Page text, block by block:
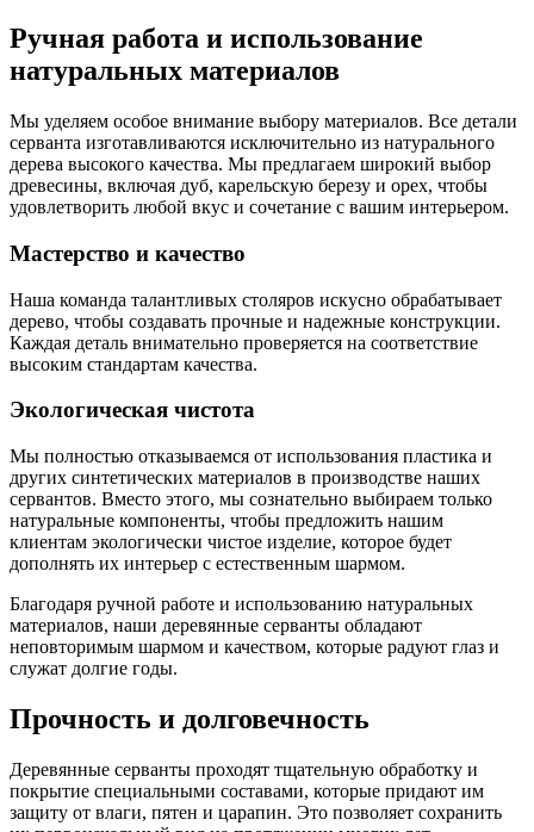
Ручная работа и использование
натуральных материалов
Мы уделяем особое внимание выбору материалов. Все детали
серванта изготавливаются исключительно из натурального
дерева высокого качества. Мы предлагаем широкий выбор
древесины, включая дуб, карельскую березу и орех, чтобы
удовлетворить любой вкус и сочетание с вашим интерьером.
Мастерство и качество
Наша команда талантливых столяров искусно обрабатывает
дерево, чтобы создавать прочные и надежные конструкции.
Каждая деталь внимательно проверяется на соответствие
высоким стандартам качества.
Экологическая чистота
Мы полностью отказываемся от использования пластика и
других синтетических материалов в производстве наших
сервантов. Вместо этого, мы сознательно выбираем только
натуральные компоненты, чтобы предложить нашим
клиентам экологически чистое изделие, которое будет
дополнять их интерьер с естественным шармом.
Благодаря ручной работе и использованию натуральных
материалов, наши деревянные серванты обладают
неповторимым шармом и качеством, которые радуют глаз и
служат долгие годы.
Прочность и долговечность
Деревянные серванты проходят тщательную обработку и
покрытие специальными составами, которые придают им
защиту от влаги, пятен и царапин. Это позволяет сохранить